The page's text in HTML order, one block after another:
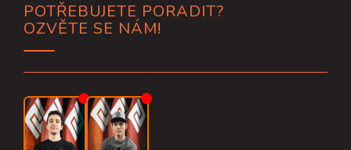
POTŘEBUJETE PORADIT?
OZVĚTE SE NÁM!